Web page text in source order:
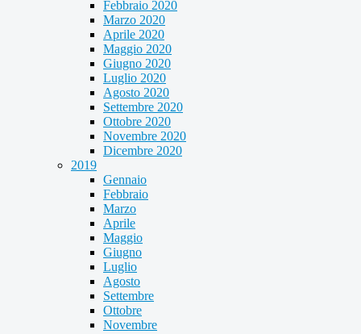
Febbraio 2020
Marzo 2020
Aprile 2020
Maggio 2020
Giugno 2020
Luglio 2020
Agosto 2020
Settembre 2020
Ottobre 2020
Novembre 2020
Dicembre 2020
2019
Gennaio
Febbraio
Marzo
Aprile
Maggio
Giugno
Luglio
Agosto
Settembre
Ottobre
Novembre